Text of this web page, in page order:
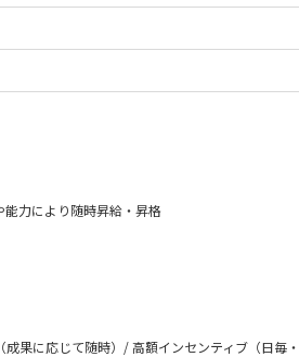
力により随時昇給・昇格
果に応じて随時）/ 高額インセンティブ（日毎